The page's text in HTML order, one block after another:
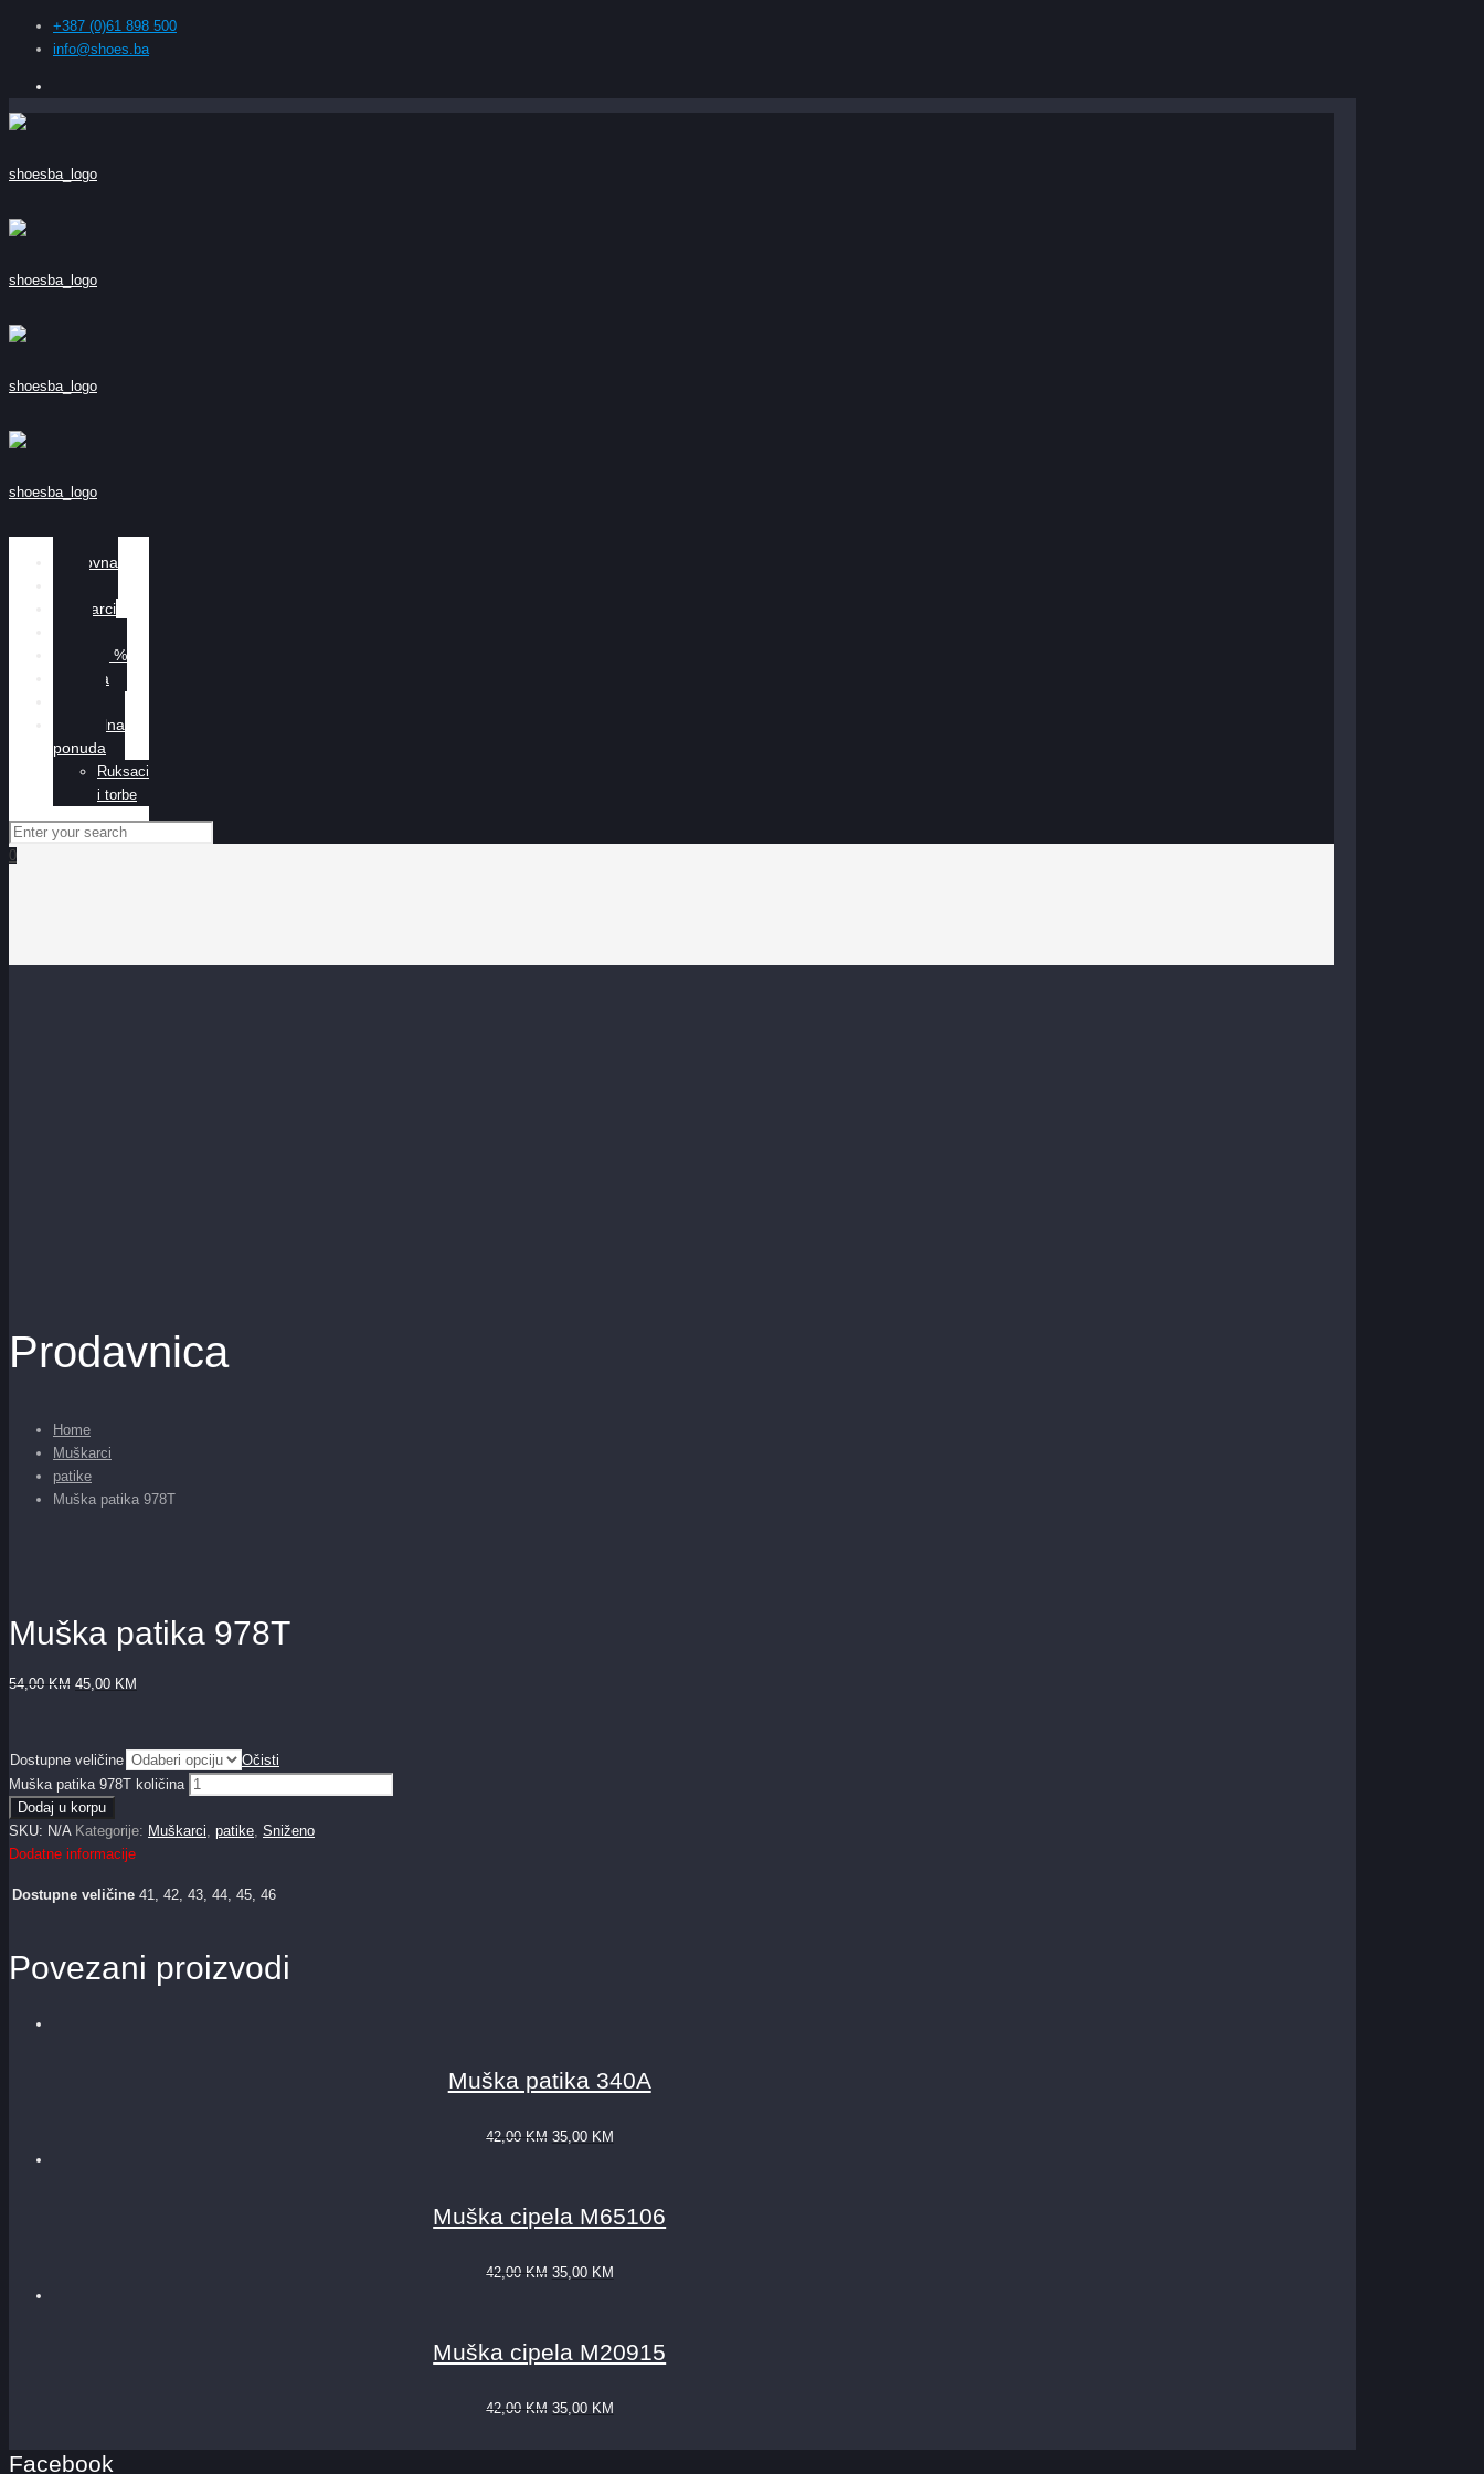
+387 (0)61 898 500
info@shoes.ba
Naslovna
Muškarci
Sniženo %
O nama
Specijalna
ponuda
Ruksaci
i torbe
0
Prodavnica
Home
Muškarci
patike
Muška patika 978T
Muška patika 978T
54,00 KM 45,00 KM
Dostupne veličine
Očisti
Muška patika 978T količina
Dodaj u korpu
SKU: N/A Kategorije: Muškarci, patike, Sniženo
Dodatne informacije
Dostupne veličine 41, 42, 43, 44, 45, 46
Povezani proizvodi
Muška patika 340A
42,00 KM 35,00 KM
Muška cipela M65106
42,00 KM 35,00 KM
Muška cipela M20915
42,00 KM 35,00 KM
Facebook